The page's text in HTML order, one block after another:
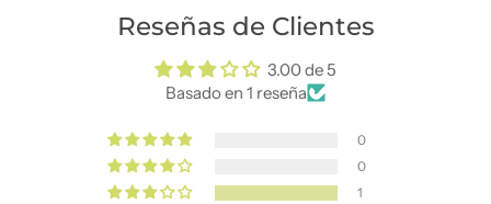
Reseñas de Clientes
3.00 de 5
Basado en 1 reseña
0
0
1